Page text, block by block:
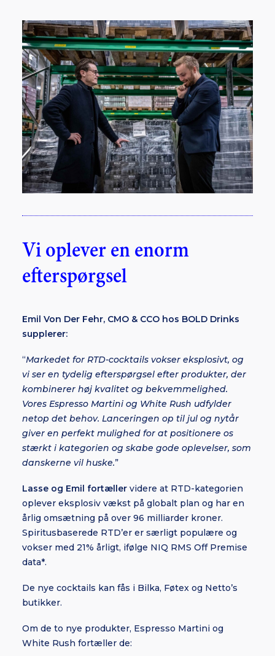
Vi oplever en enorm
efterspørgsel
Emil Von Der Fehr, CMO & CCO hos BOLD Drinks
supplerer:
“Markedet for RTD-cocktails vokser eksplosivt, og
vi ser en tydelig efterspørgsel efter produkter, der
kombinerer høj kvalitet og bekvemmelighed.
Vores Espresso Martini og White Rush udfylder
netop det behov. Lanceringen op til jul og nytår
giver en perfekt mulighed for at positionere os
stærkt i kategorien og skabe gode oplevelser, som
danskerne vil huske.”
Lasse og Emil fortæller videre at RTD-kategorien
oplever eksplosiv vækst på globalt plan og har en
årlig omsætning på over 96 milliarder kroner.
Spiritusbaserede RTD’er er særligt populære og
vokser med 21% årligt, ifølge NIQ RMS Off Premise
data*.
De nye cocktails kan fås i Bilka, Føtex og Netto’s
butikker.
Om de to nye produkter, Espresso Martini og
White Rush fortæller de: